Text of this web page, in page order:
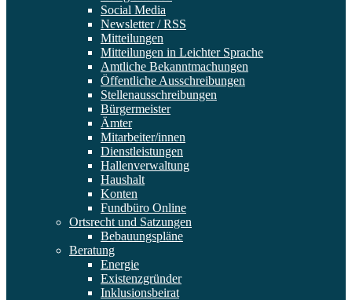
Social Media
Newsletter / RSS
Mitteilungen
Mitteilungen in Leichter Sprache
Amtliche Bekanntmachungen
Öffentliche Ausschreibungen
Stellenausschreibungen
Bürgermeister
Ämter
Mitarbeiter/innen
Dienstleistungen
Hallenverwaltung
Haushalt
Konten
Fundbüro Online
Ortsrecht und Satzungen
Bebauungspläne
Beratung
Energie
Existenzgründer
Inklusionsbeirat